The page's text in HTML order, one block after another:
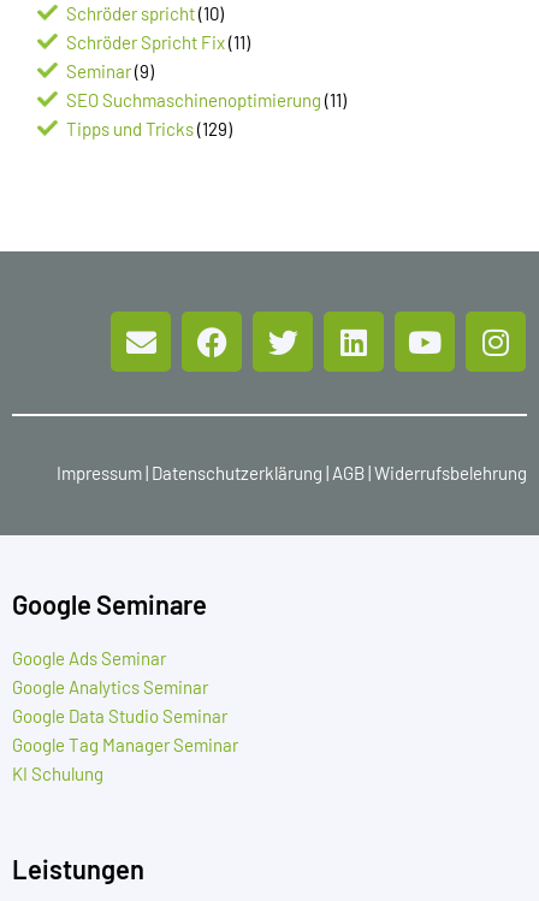
Schröder spricht(10)
Schröder Spricht Fix(11)
Seminar(9)
SEO Suchmaschinenoptimierung (11)
Tipps und Tricks(129)
Impressum| Datenschutzerklärung | AGB|Widerrufsbelehrung
Google Seminare
Google Ads Seminar
Google Analytics Seminar
Google Data Studio Seminar
Google Tag Manager Seminar
KI Schulung
Leistungen